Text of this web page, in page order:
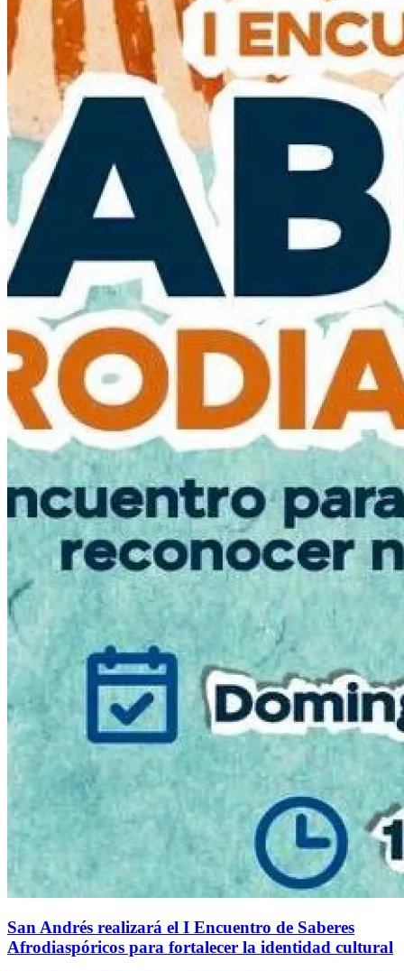
San Andrés realizará el I Encuentro de Saberes
Afrodiaspóricos para fortalecer la identidad cultural